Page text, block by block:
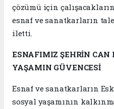
çözümü için
esnaf ve sanatkarların
iletti.
ESNAFIMIZ ŞEHRİN CAN
YAŞAMIN GÜVENCESİ
Esnaf ve sanatkarların
sosyal yaşamının